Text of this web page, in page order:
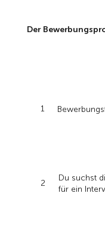
Der
1
2
Du suchst
für ein